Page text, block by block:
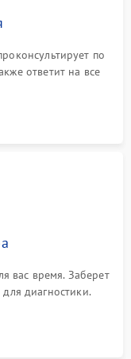
по
ответит на все
вас время. Заберет
диагностики.